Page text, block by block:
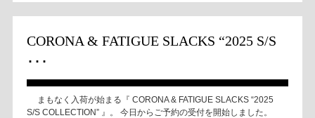
CORONA & FATIGUE SLACKS “2025 S/S
･･･
まもなく入荷が始まる『 CORONA & FATIGUE SLACKS “2025
S/S COLLECTION” 』。 今日からご予約の受付を開始しました。